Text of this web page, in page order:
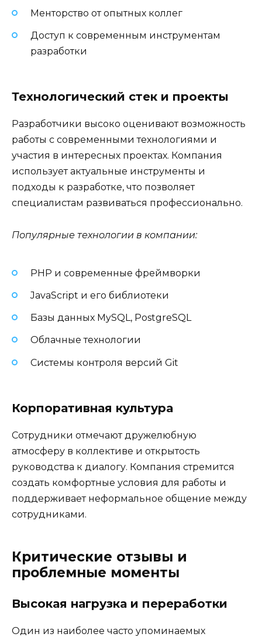
Менторство от опытных коллег
Доступ к современным инструментам
разработки
Технологический стек и проекты
Разработчики высоко оценивают возможность
работы с современными технологиями и
участия в интересных проектах. Компания
использует актуальные инструменты и
подходы к разработке, что позволяет
специалистам развиваться профессионально.
Популярные технологии в компании:
PHP и современные фреймворки
JavaScript и его библиотеки
Базы данных MySQL, PostgreSQL
Облачные технологии
Системы контроля версий Git
Корпоративная культура
Сотрудники отмечают дружелюбную
атмосферу в коллективе и открытость
руководства к диалогу. Компания стремится
создать комфортные условия для работы и
поддерживает неформальное общение между
сотрудниками.
Критические отзывы и
проблемные моменты
Высокая нагрузка и переработки
Один из наиболее часто упоминаемых